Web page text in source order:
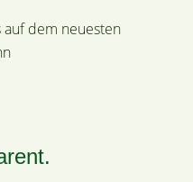
dem neuesten